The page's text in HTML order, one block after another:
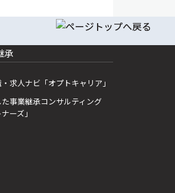
承
求人ナビ「オプトキャリア」
事業継承コンサルティング
ーズ」